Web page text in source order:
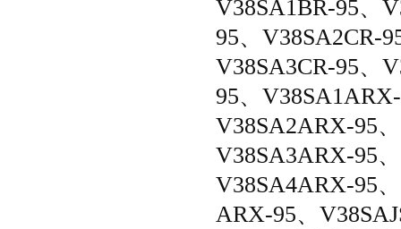
V38SA1BR-95、
95、V38SA2CR-
V38SA3CR-95、
95、
V38SA2ARX-95
V38SA3ARX-95
V38SA4ARX-95
ARX-95、